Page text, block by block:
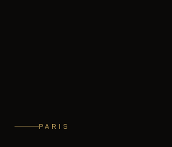
PARIS